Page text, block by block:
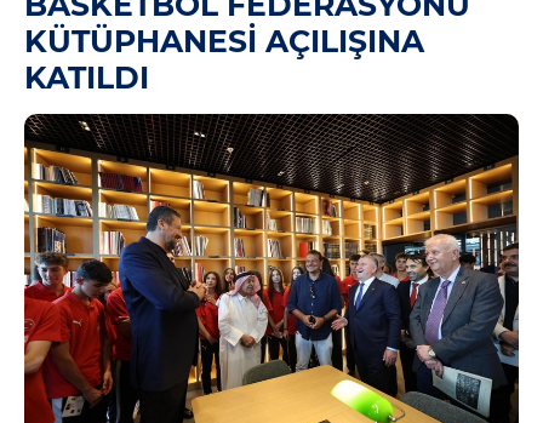
KÜTÜPHANESİ AÇILIŞINA
KATILDI
Mevzuat
Kurumsal Kimlik
Planlar ve Raporlar